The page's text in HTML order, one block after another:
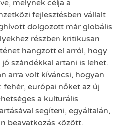
melynek célja a
fejlesztésben vállalt
dolgozott már globális
részben kritikusan
hangzott el arról, hogy
szándékkal ártani is lehet.
arra volt kíváncsi, hogyan
európai nőket az új
a kulturális
segíteni, egyáltalán,
beavatkozás között.